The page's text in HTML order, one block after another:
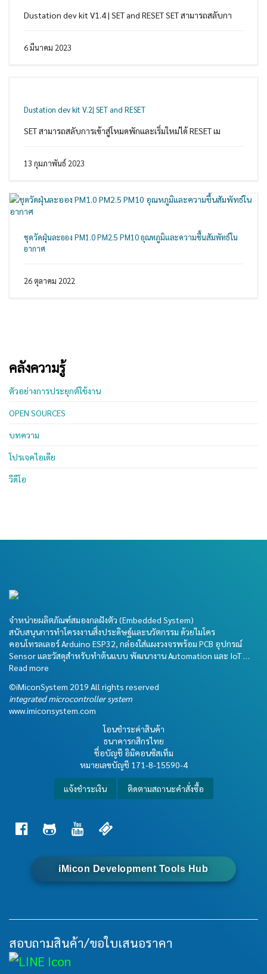
Dustation dev kit V1.4 | SET and RESET SET สามารถสลับกา
6 มีนาคม 2023
Dustation dev kit V.2| SET and RESET
SET สามารถสลับการเข้าสู่โหมดพักและเริ่มใหม่ได้ RESET เม
13 กุมภาพันธ์ 2023
ชุดวัดฝุ่นละออง PM1.0 PM2.5 PM10 อุณหภูมิและความชื้นสัมพัทธ์ใน
อากาศ
26 ตุลาคม 2022
คลังความรู้
ตัวอย่างการประยุกต์ใช้งาน
OPEN SOURCES
บทความ
โปรเจคไอเดีย
วีดีโอ
จำหน่ายผลิตภัณฑ์สมองกลฝังตัว (Embedded System)
สนับสนุนการทำโครงงานสิ่งประดิษฐ์และนวัตกรรม ด้วยไมโคร
คอนโทรลเลอร์ Arduino ESP32, กล่องใส่แผงวงจรพร้อม PCB อุปกรณ์
Sensor และวัสดุสำหรับทำต้นแบบ พัฒนางาน Automation และ IoT …
Read more
©iMiconSystem 2019 All rights reserved
integrated microcontroller system
www.imiconsystem.com
โอนชำระค่าสินค้า
ธนาคารกสิกรไทย
ชื่อบัญชี อิมิคอนซิสเท็ม
หมายเลขบัญชี 171-8-15590-4
แจ้งชำระเงิน ติดตามสถานะคำสั่งซื้อ
iMicon Development Tools Hub
สอบถามสินค้า/ขอใบเสนอราคา